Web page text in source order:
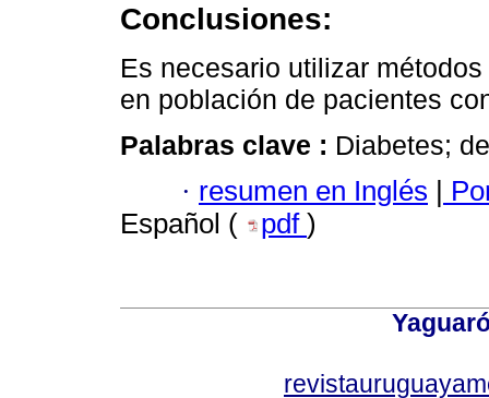
Conclusiones:
Es necesario utilizar
en población de pacientes
Palabras clave : Diabetes;
· resumen en Inglés
Español (
pdf )